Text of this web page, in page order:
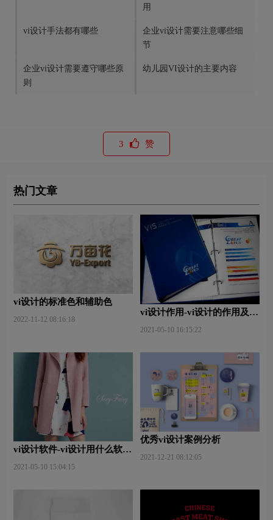
用
vi设计手法都有哪些
企业vi设计需要注意哪些细
节
企业vi设计需要遵守哪些原
则
幼儿园VI设计的主要内容
3 赞
热门文章
vi设计的标准色和辅助色
2022-11-12 08:16:18
vi设计作用-vi设计的作用及意
2021-05-10 16:15:22
vi设计软件-vi设计用什么软件
2021-05-10 15:04:15
优秀vi设计案例分析
2021-12-21 08:12:05